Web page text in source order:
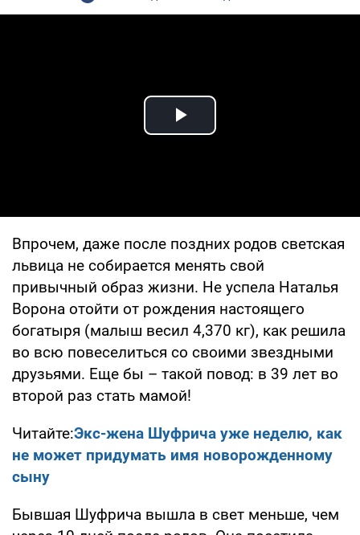
Play Video
Впрочем, даже после поздних родов светская
львица не собирается менять свой
привычный образ жизни. Не успела Наталья
Ворона отойти от рождения настоящего
богатыря (малыш весил 4,370 кг), как решила
во всю повеселиться со своими звездными
друзьями. Еще бы – такой повод: в 39 лет во
второй раз стать мамой!
Читайте:Экс-жена Шуфрича уже неделю, как
не может придумать имя новорожденному
сыну
Бывшая Шуфрича вышла в свет меньше, чем